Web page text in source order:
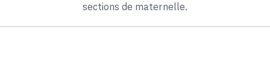
sections de maternelle.